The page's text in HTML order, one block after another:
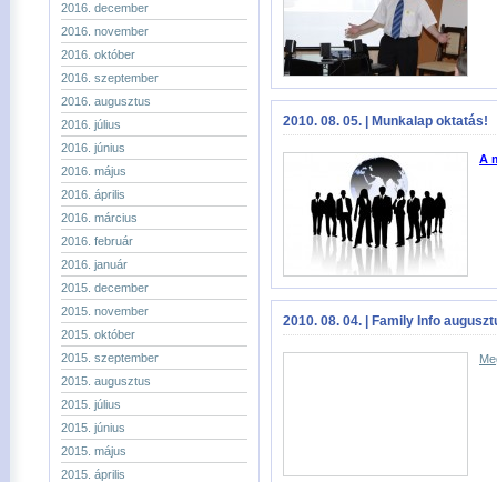
2016. december
2016. november
2016. október
2016. szeptember
2016. augusztus
2016. július
2016. június
2016. május
2016. április
2016. március
2016. február
2016. január
2015. december
2015. november
2015. október
2015. szeptember
2015. augusztus
2015. július
2015. június
2015. május
2015. április
2010. 08. 05. | Munkalap oktatás!
A
2010. 08. 04. | Family Info